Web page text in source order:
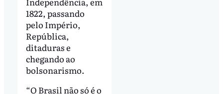
1822, passando
pelo Império,
República,
ditaduras e
chegando ao
bolsonarismo.
“O Brasil não só é o